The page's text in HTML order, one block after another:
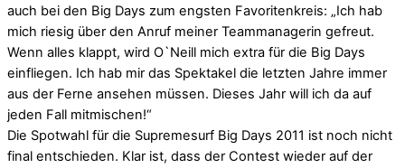
auch bei den Big Days zum engsten Favoritenkreis: „Ich hab
mich riesig über den Anruf meiner Teammanagerin gefreut.
Wenn alles klappt, wird O`Neill mich extra für die Big Days
einfliegen. Ich hab mir das Spektakel die letzten Jahre immer
aus der Ferne ansehen müssen. Dieses Jahr will ich da auf
jeden Fall mitmischen!“
Die Spotwahl für die Supremesurf Big Days 2011 ist noch nicht
final entschieden. Klar ist, dass der Contest wieder auf der